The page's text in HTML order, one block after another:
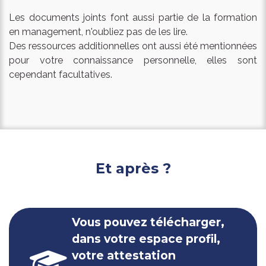
Les documents joints font aussi partie de la formation
en management, n'oubliez pas de les lire.
Des ressources additionnelles ont aussi été mentionnées
pour votre connaissance personnelle, elles sont
cependant facultatives.
Et après ?
Vous pouvez télécharger,
dans votre espace profil,
votre attestation